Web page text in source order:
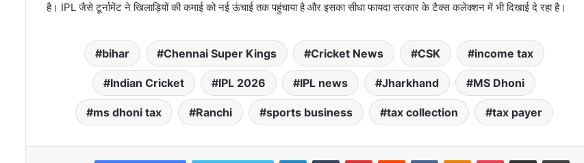
है। IPL जैसे टूर्नामेंट ने खिलाड़ियों की कमाई को नई ऊंचाई तक पहुंचाया है और इसका सीधा फायदा सरकार के टैक्स कलेक्शन में भी दिखाई दे रहा है।
bihar Chennai Super Kings Cricket News CSK income tax
Indian Cricket IPL 2026 IPL news Jharkhand MS Dhoni
ms dhoni tax Ranchi sports business tax collection tax payer